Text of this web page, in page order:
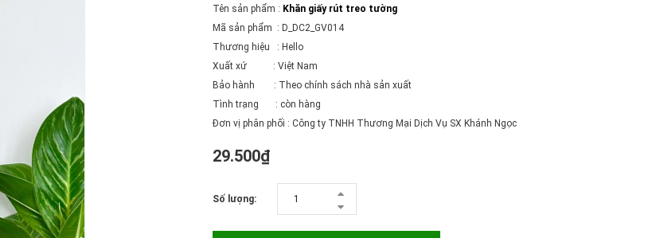
Tên sản phẩm : Khăn giấy rút treo tường
Mã sản phẩm : D_DC2_GV014
Thương hiệu : Hello
Xuất xứ : Việt Nam
Bảo hành : Theo chính sách nhà sản xuất
Tình trạng : còn hàng
Đơn vị phân phối : Công ty TNHH Thương Mại Dịch Vụ SX Khánh Ngọc
29.500₫
Số lượng: